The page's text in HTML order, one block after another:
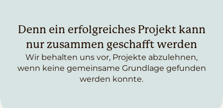
Denn ein erfolgreiches Projekt kann
nur zusammen geschafft werden
Wir behalten uns vor, Projekte abzulehnen,
wenn keine gemeinsame Grundlage gefunden
werden konnte.